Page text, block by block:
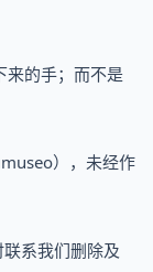
来的手；而不是
），未经作
系我们删除及